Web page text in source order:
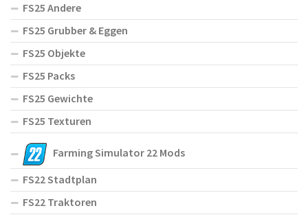
FS25 Andere
FS25 Grubber & Eggen
FS25 Objekte
FS25 Packs
FS25 Gewichte
FS25 Texturen
Farming Simulator 22 Mods
FS22 Stadtplan
FS22 Traktoren